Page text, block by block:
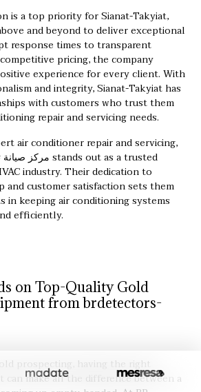
is a top priority for Sianat-Takyiat,
and beyond to deliver exceptional
response times to transparent
pricing, the company
experience for every client. With
and integrity, Sianat-Takyiat has
with customers who trust them
repair and servicing needs.
air conditioner repair and servicing,
مركز صيانة stands out as a trusted
industry. Their dedication to
and customer satisfaction sets them
in keeping air conditioning systems
efficiently.
on Top-Quality Gold
from brdetectors-
prospecting, having the right
can make all the difference between a